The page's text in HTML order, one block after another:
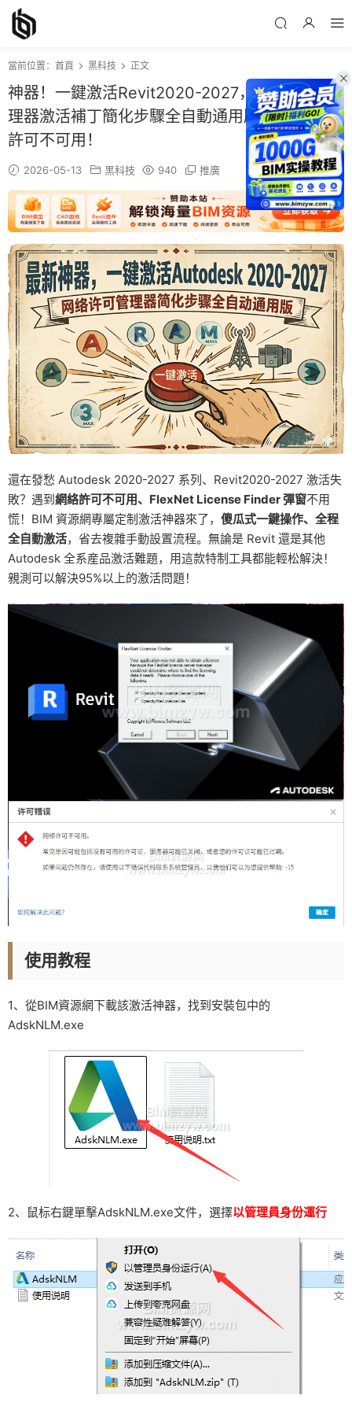
當前位置： 首頁 黑科技 正文
神器！一鍵激活Revit2020-2027，網絡許可管
理器激活補丁簡化步驟全自動通用版，解決網絡
許可不可用！
2026-05-13 黑科技 940 推廣
還在發愁 Autodesk 2020-2027 系列、Revit2020-2027 激活失
敗？遇到網絡許可不可用、FlexNet License Finder 彈窗不用
慌！BIM 資源網專屬定制激活神器來了， 傻瓜式一鍵操作、全程
全自動激活，省去複雜手動設置流程。無論是 Revit 還是其他
Autodesk 全系産品激活難題，用這款特制工具都能輕松解決！
親測可以解決95%以上的激活問題！
使用教程
1、從BIM資源網下載該激活神器，找到安裝包中的
AdskNLM.exe
2、鼠标右鍵單擊AdskNLM.exe文件，選擇以管理員身份運行